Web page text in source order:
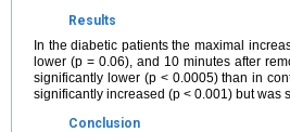
Results
In the diabetic patients the maximal
lower (p = 0.06), and 10 minutes after
significantly lower (p < 0.0005) than in
significantly increased (p < 0.001) but was
Conclusion